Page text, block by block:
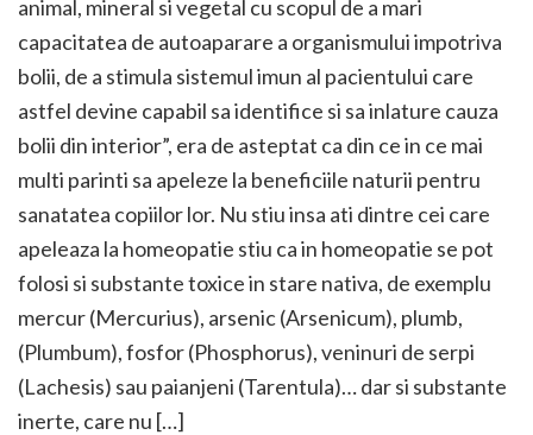
animal, mineral si vegetal cu scopul de a mari
capacitatea de autoaparare a organismului impotriva
bolii, de a stimula sistemul imun al pacientului care
astfel devine capabil sa identifice si sa inlature cauza
bolii din interior”, era de asteptat ca din ce in ce mai
multi parinti sa apeleze la beneficiile naturii pentru
sanatatea copiilor lor. Nu stiu insa ati dintre cei care
apeleaza la homeopatie stiu ca in homeopatie se pot
folosi si substante toxice in stare nativa, de exemplu
mercur (Mercurius), arsenic (Arsenicum), plumb,
(Plumbum), fosfor (Phosphorus), veninuri de serpi
(Lachesis) sau paianjeni (Tarentula)… dar si substante
inerte, care nu […]